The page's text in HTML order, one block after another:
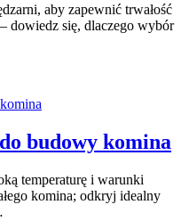
aby zapewnić trwałość
dowiedz się, dlaczego wybór
budowy komina
temperaturę i warunki
komina; odkryj idealny